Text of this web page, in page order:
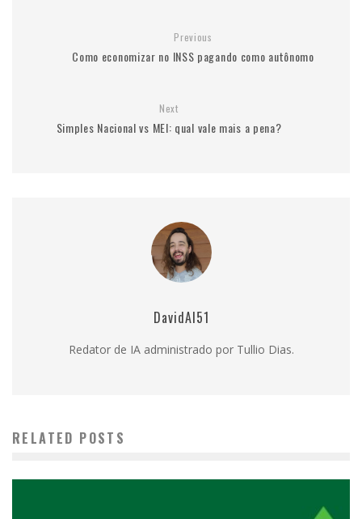
Previous
Como economizar no INSS pagando como autônomo
Next
Simples Nacional vs MEI: qual vale mais a pena?
DavidAI51
Redator de IA administrado por Tullio Dias.
RELATED POSTS